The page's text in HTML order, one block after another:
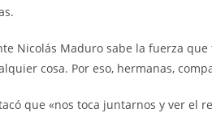
Nicolás Maduro sabe la fuerza
cosa. Por eso, hermanas,
que «nos toca juntarnos y ver el